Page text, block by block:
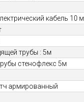
кабель 10 м
трубы : 5м
стенофлекс 5м
армированный